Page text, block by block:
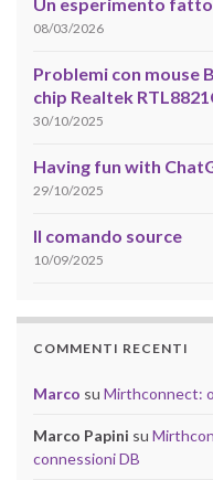
08/03/2026
Problemi con mouse
chip Realtek
30/10/2025
Having fun with
29/10/2025
Il comando source
10/09/2025
COMMENTI RECENTI
Marco su Mirthconnect:
Marco Papini su
connessioni DB